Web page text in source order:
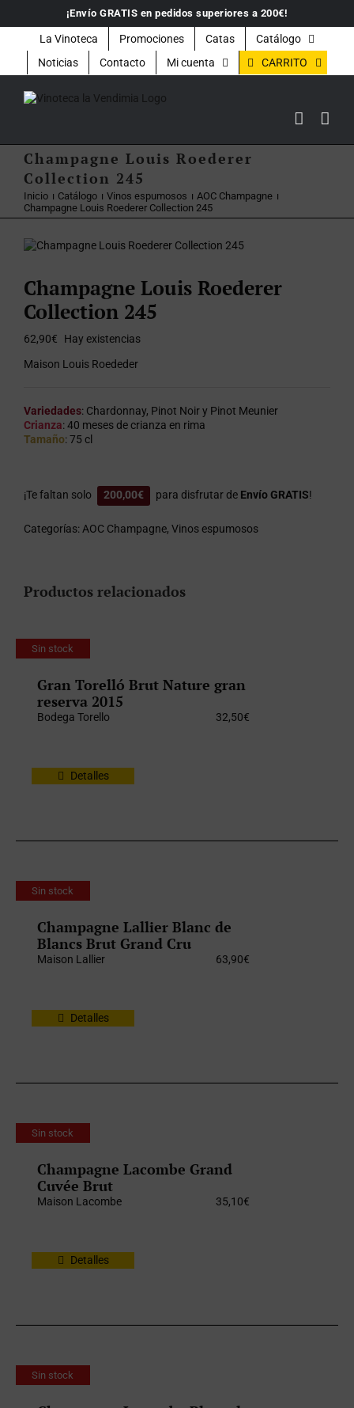
contenido
¡Envío GRATIS en pedidos superiores a 200€!
La Vinoteca Promociones Catas
Catálogo
Noticias
Contacto Mi cuenta CARRITO
Champagne Louis Roederer
Collection 245
Inicio Catálogo Vinos espumosos
AOC Champagne
Champagne Louis Roederer Collection 245
Champagne Louis Roederer
Collection 245
62,90€
Hay existencias
Maison Louis Roededer
Variedades: Chardonnay, Pinot Noir y Pinot Meunier
Crianza: 40 meses de crianza en rima
Tamaño: 75 cl
¡Te faltan solo 200,00€ para disfrutar de Envío GRATIS!
Categorías: AOC Champagne, Vinos espumosos
Productos relacionados
Sin stock
Gran Torelló Brut Nature gran
reserva 2015
Bodega Torello 32,50€
Detalles
Sin stock
Champagne Lallier Blanc de
Blancs Brut Grand Cru
Maison Lallier 63,90€
Detalles
Sin stock
Champagne Lacombe Grand
Cuvée Brut
Maison Lacombe 35,10€
Detalles
Sin stock